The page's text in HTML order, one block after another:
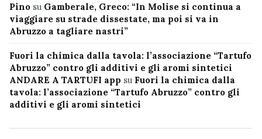
Pino su Gamberale, Greco: “In Molise si continua a
viaggiare su strade dissestate, ma poi si va in
Abruzzo a tagliare nastri”
Fuori la chimica dalla tavola: l’associazione “Tartufo
Abruzzo” contro gli additivi e gli aromi sintetici
ANDARE A TARTUFI app su Fuori la chimica dalla
tavola: l’associazione “Tartufo Abruzzo” contro gli
additivi e gli aromi sintetici